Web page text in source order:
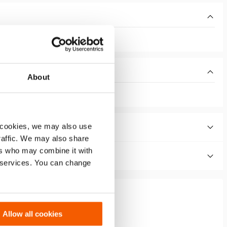
About
we may also use
We may also share
who may combine it with
You can change
Allow all cookies